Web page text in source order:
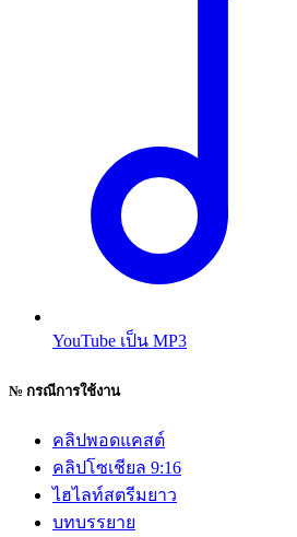
YouTube เป็น MP3
№ กรณีการใช้งาน
คลิปพอดแคสต์
คลิปโซเชียล 9:16
ไฮไลท์สตรีมยาว
บทบรรยาย